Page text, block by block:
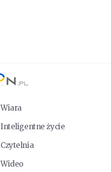
Wiara
Inteligentne życie
Czytelnia
Wideo